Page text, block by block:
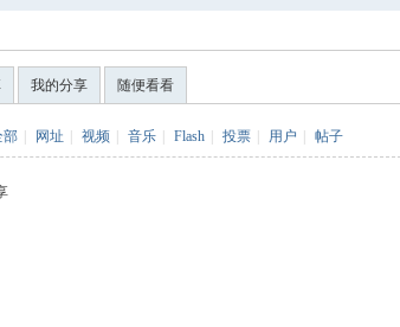
我的分享 随便看看
部 网址 视频 音乐 Flash 投票 用户 帖子